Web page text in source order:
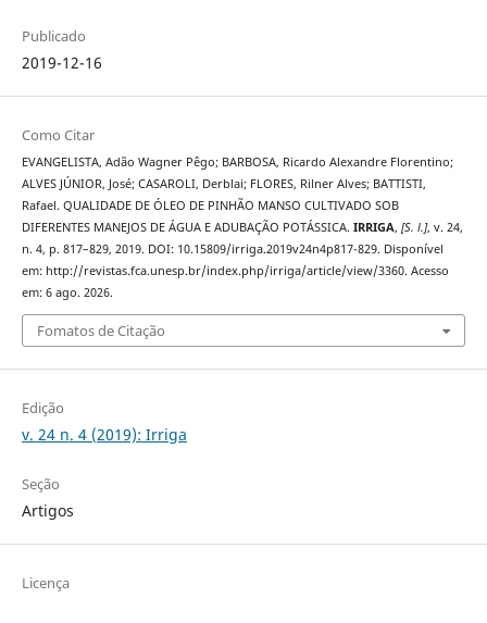
Publicado
2019-12-16
Como Citar
EVANGELISTA, Adão Wagner Pêgo; BARBOSA, Ricardo Alexandre Florentino;
ALVES JÚNIOR, José; CASAROLI, Derblai; FLORES, Rilner Alves; BATTISTI,
Rafael. QUALIDADE DE ÓLEO DE PINHÃO MANSO CULTIVADO SOB
DIFERENTES MANEJOS DE ÁGUA E ADUBAÇÃO POTÁSSICA. IRRIGA, [S. l.], v. 24,
n. 4, p. 817–829, 2019. DOI: 10.15809/irriga.2019v24n4p817-829. Disponível
em: http://revistas.fca.unesp.br/index.php/irriga/article/view/3360. Acesso
em: 6 ago. 2026.
Fomatos de Citação
Edição
v. 24 n. 4 (2019): Irriga
Seção
Artigos
Licença